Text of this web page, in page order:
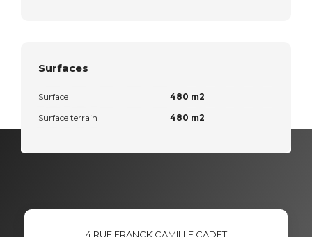
Surfaces
Surface
480 m2
Surface terrain
480 m2
4 RUE FRANCK CAMILLE CADET